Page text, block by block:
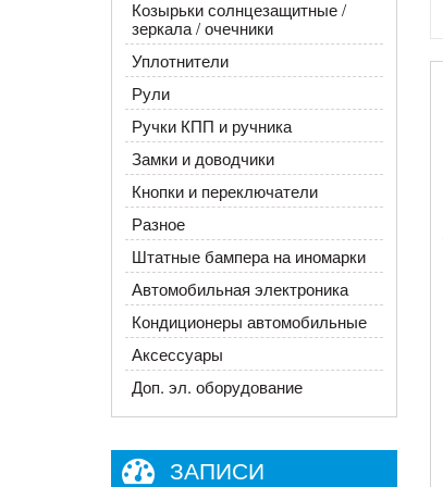
Козырьки солнцезащитные /
зеркала / очечники
Уплотнители
Рули
Ручки КПП и ручника
Замки и доводчики
Кнопки и переключатели
Разное
Штатные бампера на иномарки
Автомобильная электроника
Кондиционеры автомобильные
Аксессуары
Доп. эл. оборудование
ЗАПИСИ